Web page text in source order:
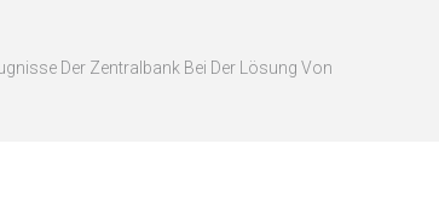
Der Zentralbank Bei Der Lösung Von